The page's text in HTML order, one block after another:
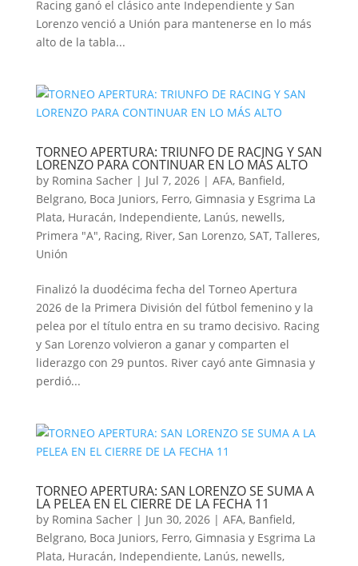
Racing ganó el clásico ante Independiente y San
Lorenzo venció a Unión para mantenerse en lo más
alto de la tabla...
TORNEO APERTURA: TRIUNFO DE RACING Y SAN
LORENZO PARA CONTINUAR EN LO MÁS ALTO
by Romina Sacher| Jul 7, 2026| AFA, Banfield,
Belgrano, Boca Juniors, Ferro, Gimnasia y Esgrima La
Plata, Huracán, Independiente, Lanús, newells,
Primera "A", Racing, River, San Lorenzo, SAT, Talleres,
Unión
Finalizó la duodécima fecha del Torneo Apertura
2026 de la Primera División del fútbol femenino y la
pelea por el título entra en su tramo decisivo. Racing
y San Lorenzo volvieron a ganar y comparten el
liderazgo con 29 puntos. River cayó ante Gimnasia y
perdió...
TORNEO APERTURA: SAN LORENZO SE SUMA A
LA PELEA EN EL CIERRE DE LA FECHA 11
by Romina Sacher| Jun 30, 2026| AFA, Banfield,
Belgrano, Boca Juniors, Ferro, Gimnasia y Esgrima La
Plata, Huracán, Independiente, Lanús, newells,